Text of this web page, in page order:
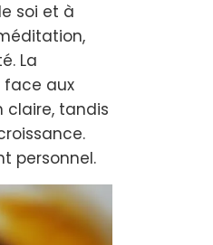
soi et à
La
face aux
claire, tandis
personnel.